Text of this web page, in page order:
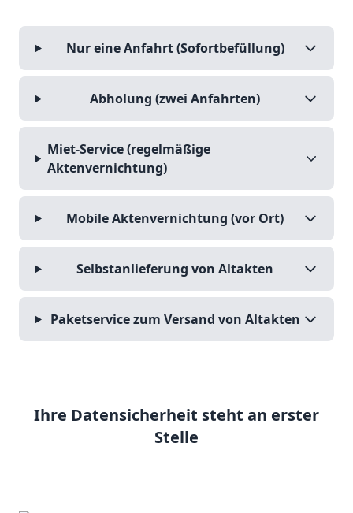
Nur eine Anfahrt (Sofortbefüllung)
Abholung (zwei Anfahrten)
Miet-Service (regelmäßige
Aktenvernichtung)
Mobile Aktenvernichtung (vor Ort)
Selbstanlieferung von Altakten
Paketservice zum Versand von Altakten
Ihre Datensicherheit steht an erster
Stelle